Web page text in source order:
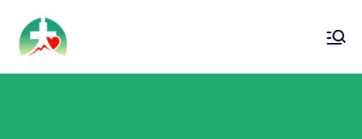
treści
Wojewódzki Szpital Specjalistyczny im.
Św. Rafała w Czerwonej Górze